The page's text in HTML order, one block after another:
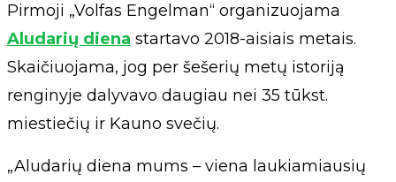
Pirmoji „Volfas Engelman“ organizuojama
Aludarių diena startavo 2018-aisiais metais.
Skaičiuojama, jog per šešerių metų istoriją
renginyje dalyvavo daugiau nei 35 tūkst.
miestiečių ir Kauno svečių.
„Aludarių diena mums – viena laukiamiausių